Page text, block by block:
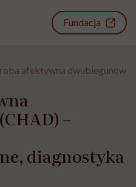
Fundacja
afektywna dwubiegunowa
–
diagnostyka